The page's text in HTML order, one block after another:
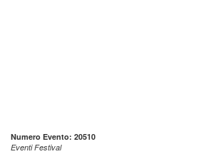
Numero Evento: 20510
Eventi Festival